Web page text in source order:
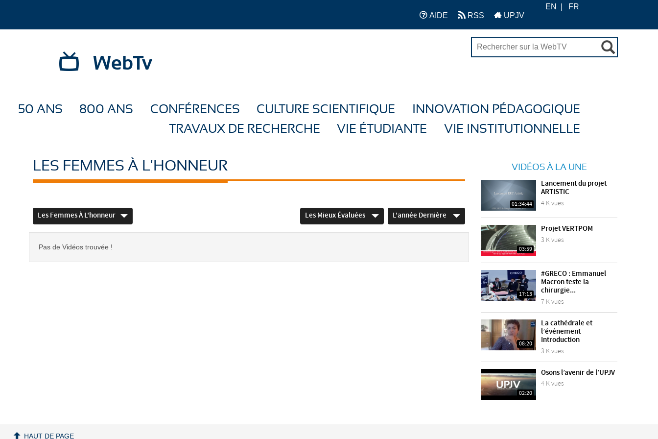
AIDE RSS UPJV
EN FR
WebTv
50 ANS 800 ANS CONFÉRENCES CULTURE SCIENTIFIQUE
INNOVATION PÉDAGOGIQUE
TRAVAUX DE RECHERCHE
VIE ÉTUDIANTE VIE INSTITUTIONNELLE
LES FEMMES À L'HONNEUR
Les Femmes À L'honneur Les Mieux Évaluées L'année Dernière
Pas de Vidéos trouvée !
VIDÉOS À LA UNE
01:34:44
Lancement du projet
ARTISTIC
4 K vues
03:59
Projet VERTPOM
3 K vues
17:13
#GRECO : Emmanuel
Macron teste la
chirurgie...
7 K vues
08:20
La cathédrale et
l’événement
Introduction
3 K vues
02:20
Osons l’avenir de l’UPJV
4 K vues
HAUT DE PAGE